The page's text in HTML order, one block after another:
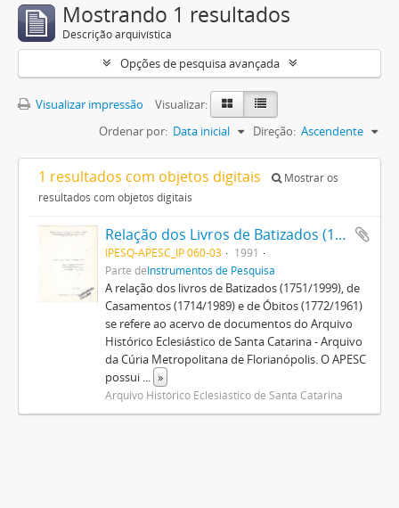
Mostrando 1 resultados
Descrição arquivística
Opções de pesquisa avançada
Visualizar impressão
Visualizar:
Ordenar por: Data inicial Direção: Ascendente
1 resultados com objetos digitais
Mostrar os
resultados com objetos digitais
Relação dos Livros de Batizados (1751/1999), Casamentos (1714/1989) e Óbitos (1772/1961) do Arquivo Histórico Eclesiástico de Santa Catarina
IPESQ-APESC_IP 060-03
1991
Parte deInstrumentos de Pesquisa
A relação dos livros de Batizados (1751/1999), de
Casamentos (1714/1989) e de Óbitos (1772/1961)
se refere ao acervo de documentos do Arquivo
Histórico Eclesiástico de Santa Catarina - Arquivo
da Cúria Metropolitana de Florianópolis. O APESC
possui ... »
Arquivo Histórico Eclesiástico de Santa Catarina